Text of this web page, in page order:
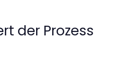
der Prozess